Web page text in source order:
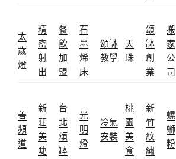
太
歲
燈
精
密
射
出
餐
飲
加
盟
石
墨
烯
床
頌缽
教學
天
珠
頌
缽
創
業
搬
家
公
司
善
頻
道
新
莊
美
睫
台
北
頌
缽
光
明
燈
冷氣
安裝
桃
園
美
食
新
竹
紋
繡
螺
螄
粉